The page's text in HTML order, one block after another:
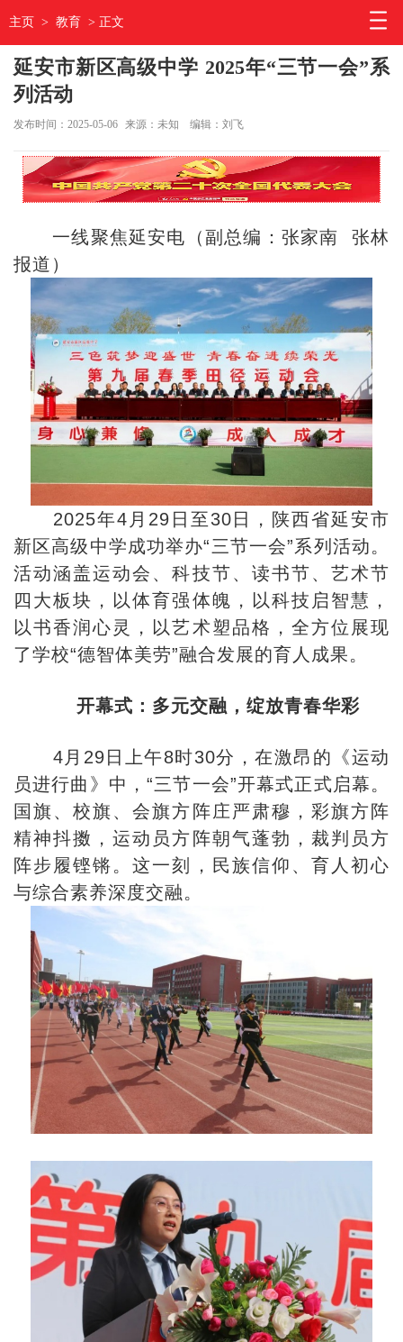
主页 > 教育 > 正文
延安市新区高级中学 2025年“三节一会”系
列活动
发布时间：2025-05-06 来源：未知 编辑：刘飞
一线聚焦延安电（副总编：张家南 张林
报道）
2025年4月29日至30日，陕西省延安市
新区高级中学成功举办“三节一会”系列活动。
活动涵盖运动会、科技节、读书节、艺术节
四大板块，以体育强体魄，以科技启智慧，
以书香润心灵，以艺术塑品格，全方位展现
了学校“德智体美劳”融合发展的育人成果。
开幕式：多元交融，绽放青春华彩
4月29日上午8时30分，在激昂的《运动
员进行曲》中，“三节一会”开幕式正式启幕。
国旗、校旗、会旗方阵庄严肃穆，彩旗方阵
精神抖擞，运动员方阵朝气蓬勃，裁判员方
阵步履铿锵。这一刻，民族信仰、育人初心
与综合素养深度交融。